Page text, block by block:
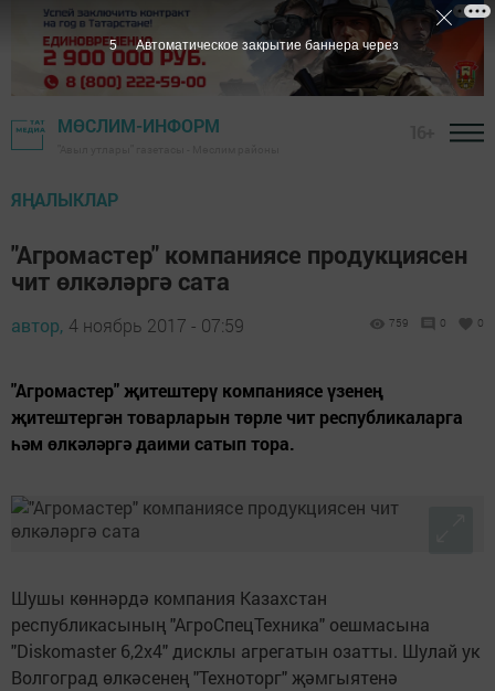
МӨСЛИМ-ИНФОРМ
ЯҢАЛЫКЛАР
"Агромастер" компаниясе продукциясен
чит өлкәләргә сата
автор, 4 ноябрь 2017 - 07:59 759 0 0
"Агромастер" җитештерү компаниясе үзенең
җитештергән товарларын төрле чит республикаларга
һәм өлкәләргә даими сатып тора.
Шушы көннәрдә компания Казахстан
республикасының "АгроСпецТехника" оешмасына
"Diskomaster 6,2х4" дисклы агрегатын озатты. Шулай ук
Волгоград өлкәсенең "Техноторг" җәмгыятенә
4 Автоматическое закрытие баннера через